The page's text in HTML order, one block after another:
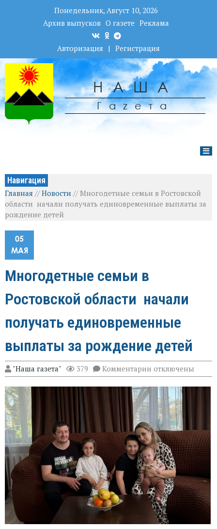
Понедельник, Август 10, 2026
Архив выпусков О газете Реклама
Авторизация | Регистрация
НАША
Гаzета
Навигация
Главная //Новости // Многодетные семьи в Ростовской
области начали получать единовременные выплаты за
рождение детей
05
МАЯ
Многодетные семьи в
Ростовской области начали
получать единовременные
выплаты за рождение детей
"Наша газета" 379 Комментарии к
записи
Многодетные
семьи
Ростовской
области
начали
получать
единовременные
выплаты
за
рождение
детей
отключены